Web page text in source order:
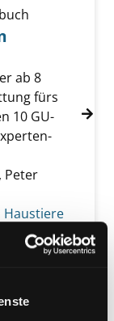
ab 8
fürs
10 GU-
Peter
Haustiere
Meerjungfrau
CD